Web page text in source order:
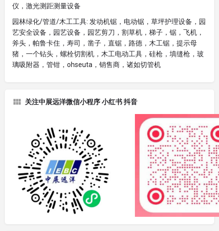
仪，激光测距测量设备
园林绿化/管道/木工工具: 发动机锯，电动锯，草坪护理设备，园
艺安全设备，园艺设备，园艺剪刀，割草机，梯子，锯，飞机，
斧头，帕鲁卡住，寿司，凿子，直锯，路德，木工​​锯，提示母
猪，一个钻头，螺栓切割机，木工电动工具，硅枪，填缝枪，玻
璃吸附器，管钳，ohseuta，销售商，诸如切管机
关注中展远洋微信小程序 小红书 抖音